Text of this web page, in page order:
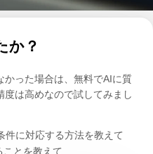
か？
かった場合は、無料でAIに質
度は高めなので試してみまし
件に対応する方法を教えて
とを教えて